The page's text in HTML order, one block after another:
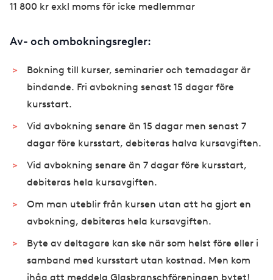
11 800 kr exkl moms för icke medlemmar
Av- och ombokningsregler:
Bokning till kurser, seminarier och temadagar är
bindande. Fri avbokning senast 15 dagar före
kursstart.
Vid avbokning senare än 15 dagar men senast 7
dagar före kursstart, debiteras halva kursavgiften.
Vid avbokning senare än 7 dagar före kursstart,
debiteras hela kursavgiften.
Om man uteblir från kursen utan att ha gjort en
avbokning, debiteras hela kursavgiften.
Byte av deltagare kan ske när som helst före eller i
samband med kursstart utan kostnad. Men kom
ihåg att meddela Glasbranschföreningen bytet!